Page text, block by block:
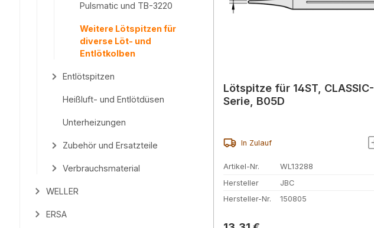
Pulsmatic und TB-3220
Weitere Lötspitzen für
diverse Löt- und
Entlötkolben
Entlötspitzen
Heißluft- und Entlötdüsen
Unterheizungen
Zubehör und Ersatzteile
Verbrauchsmaterial
WELLER
ERSA
Lötspitze für 14ST, CLASSIC-
Serie, B05D
In Zulauf
Artikel-Nr.
WL13288
Hersteller
JBC
Hersteller-Nr.
150805